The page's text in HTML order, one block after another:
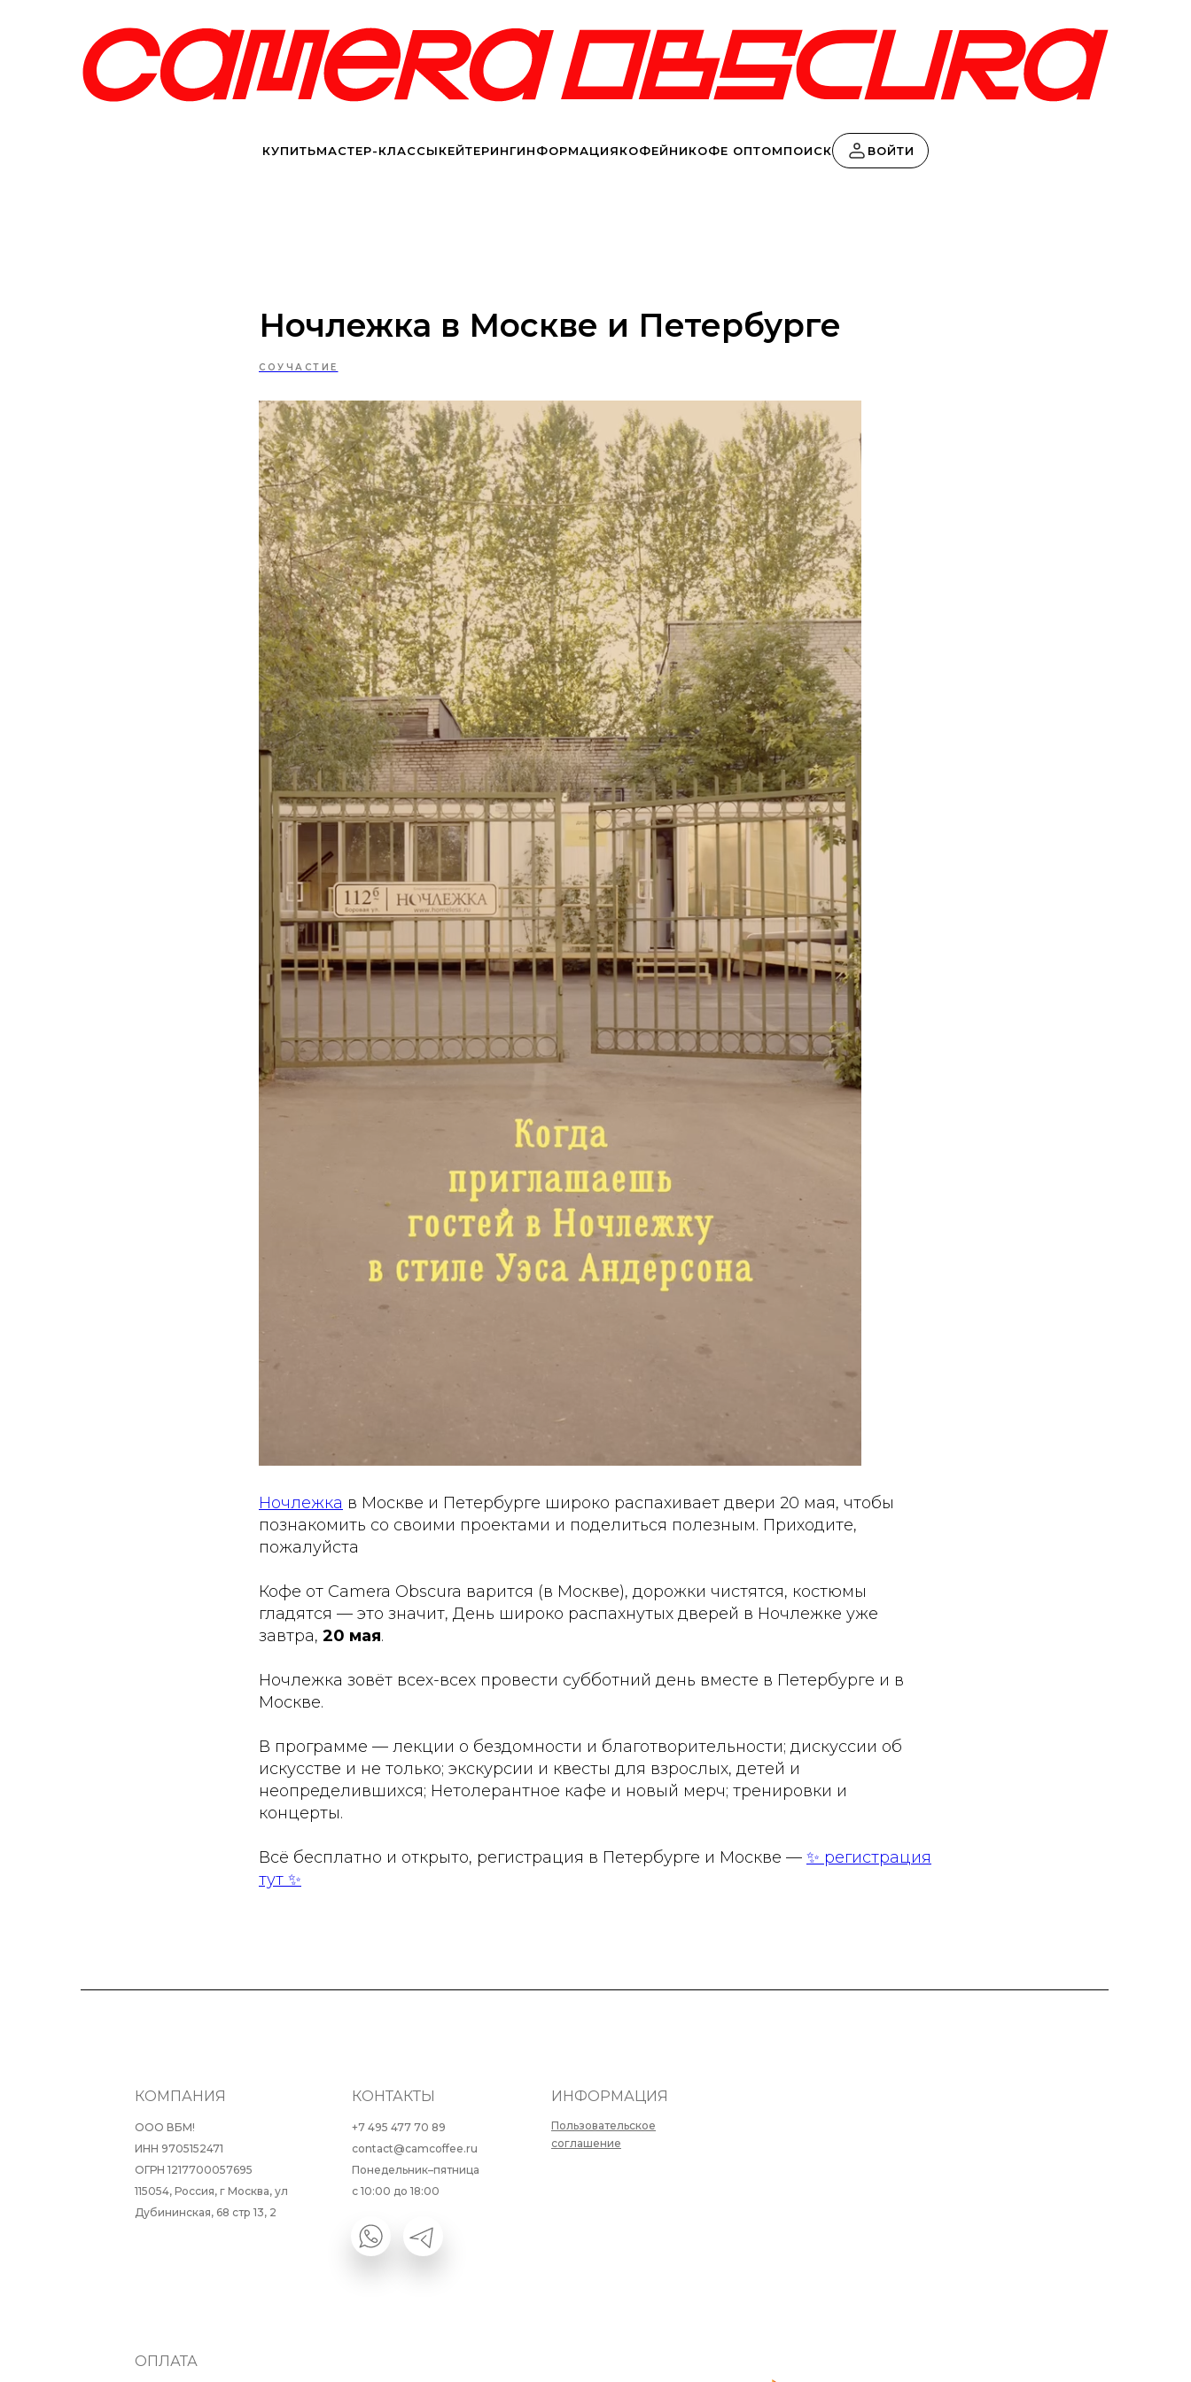
КУПИТЬМАСТЕР-КЛАССЫКЕЙТЕРИНГИНФОРМАЦИЯКОФЕЙНИКОФЕ ОПТОМПОИСК ВОЙТИ
Ночлежка в Москве и Петербурге
СОУЧАСТИЕ
Ночлежка в Москве и Петербурге широко распахивает двери 20 мая, чтобы
познакомить со своими проектами и поделиться полезным. Приходите,
пожалуйста
Кофе от Camera Obscura варится (в Москве), дорожки чистятся, костюмы
гладятся — это значит, День широко распахнутых дверей в Ночлежке уже
завтра, 20 мая.
Ночлежка зовёт всех-всех провести субботний день вместе в Петербурге и в
Москве.
В программе — лекции о бездомности и благотворительности; дискуссии об
искусстве и не только; экскурсии и квесты для взрослых, детей и
неопределившихся; Нетолерантное кафе и новый мерч; тренировки и
концерты.
Всё бесплатно и открыто, регистрация в Петербурге и Москве — ✨ регистрация
тут ✨
ООО ВБМ!
ИНН 9705152471
ОГРН 1217700057695
115054, Россия, г Москва, ул
Дубининская, 68 стр 13, 2
+7 495 477 70 89
contact@camcoffee.ru
Понедельник–пятница
с 10:00 до 18:00
Пользовательское
соглашение
ОПЛАТА
КОНТАКТЫ ИНФОРМАЦИЯ
КОМПАНИЯ